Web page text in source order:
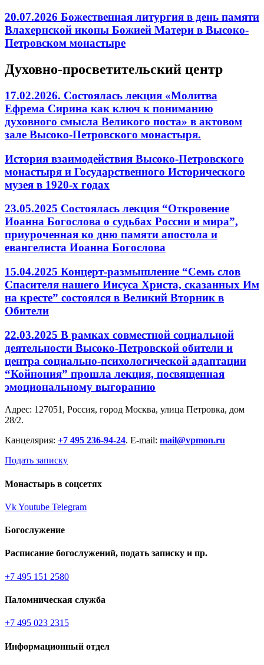
20.07.2026 Божественная литургия в день памяти
Влахернской иконы Божией Матери в Высоко-
Петровском монастыре
Духовно-просветительский центр
17.02.2026. Состоялась лекция «Молитва
Ефрема Сирина как ключ к пониманию
духовного смысла Великого поста» в актовом
зале Высоко-Петровского монастыря.
История взаимодействия Высоко-Петровского
монастыря и Государственного Исторического
музея в 1920-х годах
23.05.2025 Состоялась лекция “Откровение
Иоанна Богослова о судьбах России и мира”,
приуроченная ко дню памяти апостола и
евангелиста Иоанна Богослова
15.04.2025 Концерт-размышление “Семь слов
Спасителя нашего Иисуса Христа, сказанных Им
на кресте” состоялся в Великий Вторник в
Обители
22.03.2025 В рамках совместной социальной
деятельности Высоко-Петровской обители и
центра социально-психологической адаптации
“Койнония” прошла лекция, посвященная
эмоциональному выгоранию
Адрес: 127051, Россия, город Москва, улица Петровка, дом
28/2.
Канцелярия: +7 495 236-94-24. E-mail: mail@vpmon.ru
Подать записку
Монастырь в соцсетях
VkYoutube Telegram
Богослужение
Расписание богослужений, подать записку и пр.
+7 495 151 2580
Паломническая служба
+7 495 023 2315
Информационный отдел